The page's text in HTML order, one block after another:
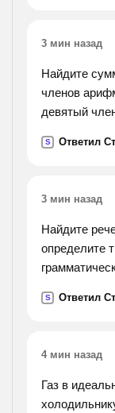
3 мин назад
Найдите
членов
девятый
S Ответил
3 мин назад
Найдите
определите
вариант
проблемах.
колена. их
последний
S Ответил
4 мин назад
Газ в